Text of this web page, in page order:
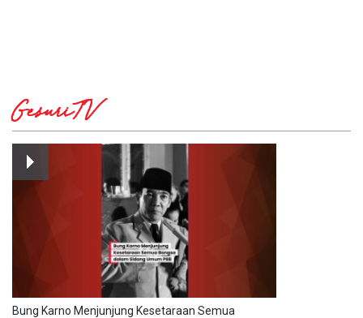
GesuriTV
Bung Karno Menjunjung Kesetaraan Semua